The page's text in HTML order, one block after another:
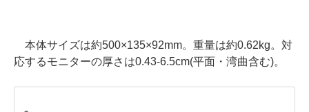
本体サイズは約500×135×92mm。重量は約0.62kg。対
応するモニターの厚さは0.43-6.5cm(平面・湾曲含む)。